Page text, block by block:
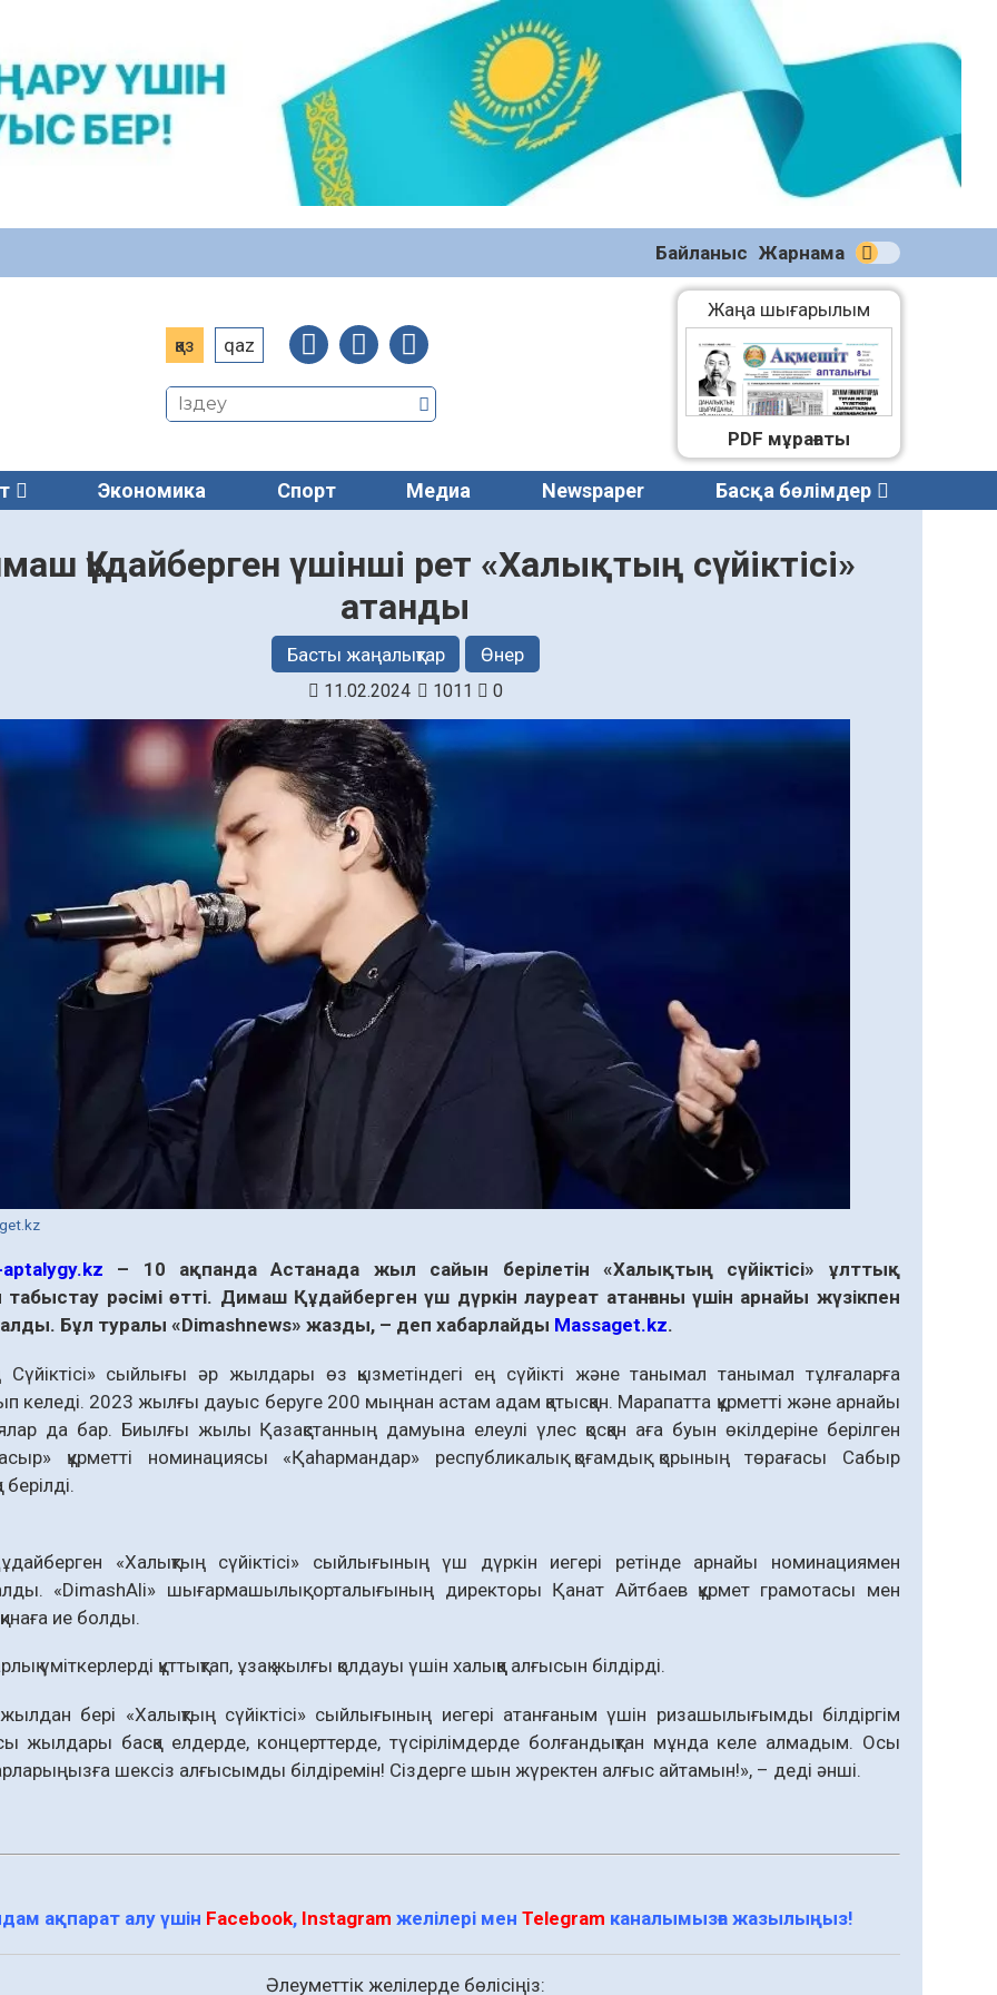
Байланыс Жарнама
қаз qaz
Жаңа шығарылым
(2271)
08.08.2026
PDF мұрағаты
Экономика Спорт Медиа Newspaper Басқа бөлімдер
Құдайберген үшінші рет «Халықтың сүйіктісі»
атанды
Басты жаңалықтар Өнер
11.02.2024 1011 0
– 10 ақпанда Астанада жыл сайын берілетін «Халықтың сүйіктісі» ұлттық
табыстау рәсімі өтті. Димаш Құдайберген үш дүркін лауреат атанғаны үшін арнайы жүзікпен
Бұл туралы «Dimashnews» жазды, – деп хабарлайды Massaget.kz.
Сүйіктісі» сыйлығы әр жылдары өз қызметіндегі ең сүйікті және танымал танымал тұлғаларға
келеді. 2023 жылғы дауыс беруге 200 мыңнан астам адам қатысқан. Марапатта құрметті және арнайы
да бар. Биылғы жылы Қазақстанның дамуына елеулі үлес қосқан аға буын өкілдеріне берілген
құрметті номинациясы «Қаһармандар» республикалық қоғамдық қорының төрағасы Сабыр
«Халықтың сүйіктісі» сыйлығының үш дүркін иегері ретінде арнайы номинациямен
«DimashAli» шығармашылық орталығының директоры Қанат Айтбаев құрмет грамотасы мен
ие болды.
үміткерлерді құттықтап, ұзақ жылғы қолдауы үшін халыққа алғысын білдірді.
бері «Халықтың сүйіктісі» сыйлығының иегері атанғаным үшін ризашылығымды білдіргім
жылдары басқа елдерде, концерттерде, түсірілімдерде болғандықтан мұнда келе алмадым. Осы
шексіз алғысымды білдіремін! Сіздерге шын жүректен алғыс айтамын!», – деді әнші.
ақпарат алу үшін Facebook, Instagram желілері менTelegram каналымызға жазылыңыз!
Әлеуметтік желілерде бөлісіңіз: